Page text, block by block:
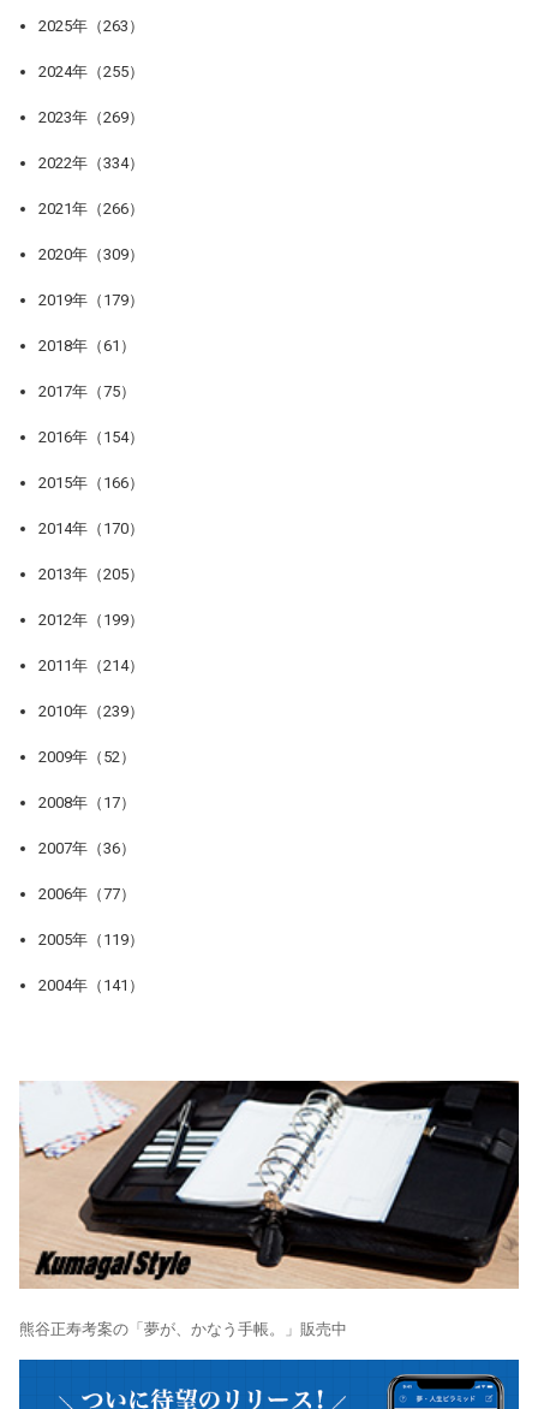
2025年（263）
2024年（255）
2023年（269）
2022年（334）
2021年（266）
2020年（309）
2019年（179）
2018年（61）
2017年（75）
2016年（154）
2015年（166）
2014年（170）
2013年（205）
2012年（199）
2011年（214）
2010年（239）
2009年（52）
2008年（17）
2007年（36）
2006年（77）
2005年（119）
2004年（141）
熊谷正寿考案の「夢が、かなう手帳。」販売中